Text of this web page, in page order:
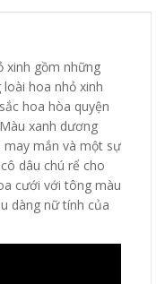
xinh gồm những
hoa nhỏ xinh
hoa hòa quyện
xanh dương
may mắn và một sự
dâu chú rể cho
cưới với tông màu
dàng nữ tính của